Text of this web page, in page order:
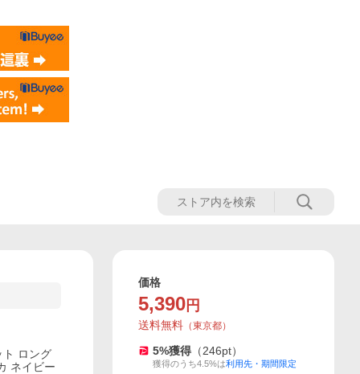
ト ロング
ネイビー
価格
5,390 円
送料無料 （東京都）
5%獲得 （246pt）
獲得のうち4.5%は利用先・期間限定